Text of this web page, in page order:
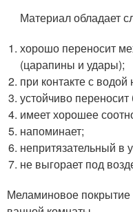
Материал обладает
хорошо переносит
(царапины и удары);
при контакте с
устойчиво
имеет хорошее
напоминает;
непритязательный в
не выгорает под
Меламиновое покрытие